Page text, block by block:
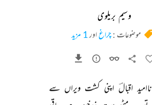
وسیم بریلوی
موضوعات :چراغاور1 مزید
ناامید اقبالؔ اپنی کشت ویراں سے